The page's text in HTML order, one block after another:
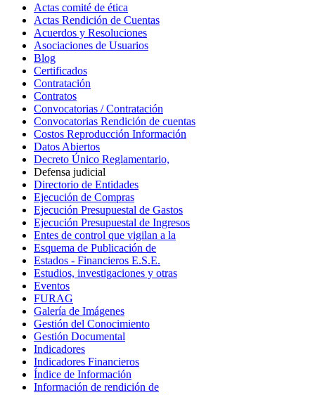
Actas comité de ética
Actas Rendición de Cuentas
Acuerdos y Resoluciones
Asociaciones de Usuarios
Blog
Certificados
Contratación
Contratos
Convocatorias / Contratación
Convocatorias Rendición de cuentas
Costos Reproducción Información
Datos Abiertos
Decreto Único Reglamentario,
Defensa judicial
Directorio de Entidades
Ejecución de Compras
Ejecución Presupuestal de Gastos
Ejecución Presupuestal de Ingresos
Entes de control que vigilan a la
Esquema de Publicación de
Estados - Financieros E.S.E.
Estudios, investigaciones y otras
Eventos
FURAG
Galería de Imágenes
Gestión del Conocimiento
Gestión Documental
Indicadores
Indicadores Financieros
Índice de Información
Información de rendición de